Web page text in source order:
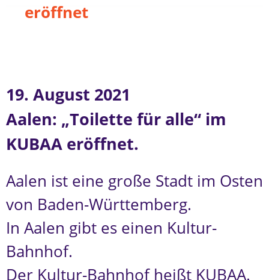
eröffnet
19. August 2021
Aalen: „Toilette für alle“ im
KUBAA eröffnet.
Aalen ist eine große Stadt im Osten
von Baden-Württemberg.
In Aalen gibt es einen Kultur-
Bahnhof.
Der Kultur-Bahnhof heißt KUBAA.